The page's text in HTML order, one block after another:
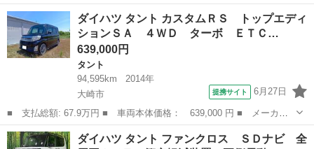
ー名： ダイハツ ■ 車種名： タント ■ グレード名： カスタム
ＲＳ ＳＤナビ バックカメラ 衝突軽減装置 両側電動ドア ハー
フレザー...
宮城 大崎市 タント
ダイハツ タント カスタムＲＳ トップエディ
ションＳＡ ４ＷＤ ターボ ＥＴＣ…
639,000円
タント
94,595km
2014年
大崎市
提携サイト 6月27日
■ 支払総額: 67.9万円 ■ 車両本体価格： 639,000 円 ■ メーカー
名： ダイハツ ■ 車種名： タント ■ グレード名： カスタムＲ
Ｓ トップエディションＳＡ ４ＷＤ ターボ ＥＴＣ 両側電動ス
宮城 大崎市 タント
ダイハツ タント ファンクロス ＳＤナビ 全